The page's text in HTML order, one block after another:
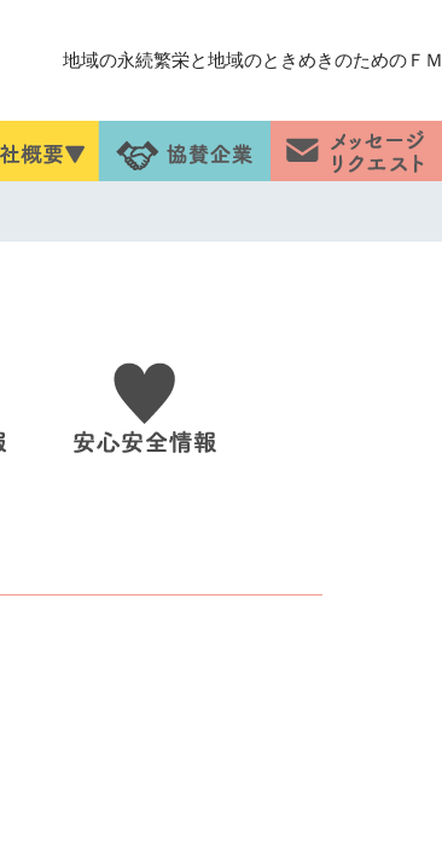
地域の永続繁栄と地域のときめきのためのＦＭ